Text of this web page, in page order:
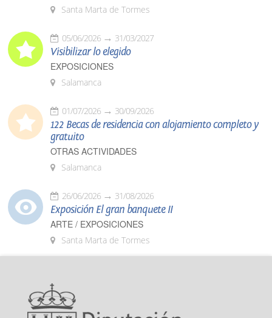
Santa Marta de Tormes
05/06/2026 31/03/2027
Visibilizar lo elegido
EXPOSICIONES
Salamanca
01/07/2026 30/09/2026
122 Becas de residencia con alojamiento completo y
gratuito
OTRAS ACTIVIDADES
Salamanca
26/06/2026 31/08/2026
Exposición El gran banquete II
ARTE / EXPOSICIONES
Santa Marta de Tormes